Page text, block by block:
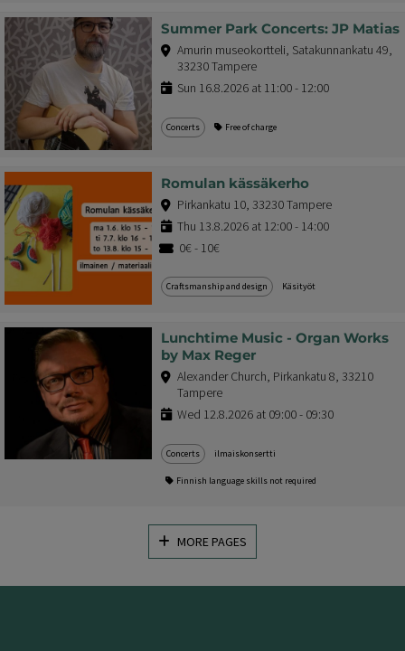
Summer Park Concerts: JP Matias
Amurin museokortteli, Satakunnankatu 49,
33230 Tampere
Sun 16.8.2026 at 11:00 - 12:00
Concerts Free of charge
Romulan kässäkerho
Pirkankatu 10, 33230 Tampere
Thu 13.8.2026 at 12:00 - 14:00
0€ - 10€
Craftsmanship and design Käsityöt
Lunchtime Music - Organ Works
by Max Reger
Alexander Church, Pirkankatu 8, 33210
Tampere
Wed 12.8.2026 at 09:00 - 09:30
Concerts ilmaiskonsertti
Finnish language skills not required
MORE PAGES